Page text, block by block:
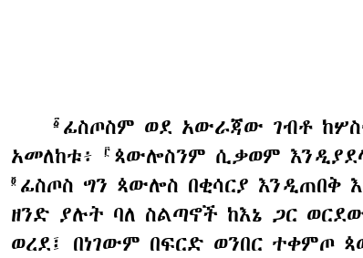
፩ ፊስጦስም ወደ አውራጃው ገብቶ
አመለከቱ፥
፫ ጳውሎስንም ሲቃወም
፬ ፊስጦስ ግን ጳውሎስ በቂሳርያ
ዘንድ ያሉት ባለ ስልጣኖች ከእኔ ጋር
ወረደ፤ በነገውም በፍርድ ወንበር ተቀምጦ